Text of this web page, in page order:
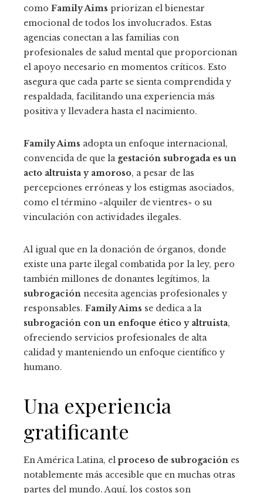
como Family Aims priorizan el bienestar
emocional de todos los involucrados. Estas
agencias conectan a las familias con
profesionales de salud mental que proporcionan
el apoyo necesario en momentos críticos. Esto
asegura que cada parte se sienta comprendida y
respaldada, facilitando una experiencia más
positiva y llevadera hasta el nacimiento.
Family Aims adopta un enfoque internacional,
convencida de que la gestación subrogada es un
acto altruista y amoroso, a pesar de las
percepciones erróneas y los estigmas asociados,
como el término «alquiler de vientres» o su
vinculación con actividades ilegales.
Al igual que en la donación de órganos, donde
existe una parte ilegal combatida por la ley, pero
también millones de donantes legítimos, la
subrogación necesita agencias profesionales y
responsables. Family Aims se dedica a la
subrogación con un enfoque ético y altruista,
ofreciendo servicios profesionales de alta
calidad y manteniendo un enfoque científico y
humano.
Una experiencia
gratificante
En América Latina, elproceso de subrogación es
notablemente más accesible que en muchas otras
partes del mundo. Aquí, los costos son